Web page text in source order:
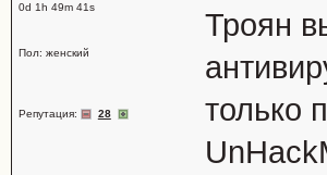
0d 1h 49m 41s
Пол: женский
Репутация: 28
Троян
только